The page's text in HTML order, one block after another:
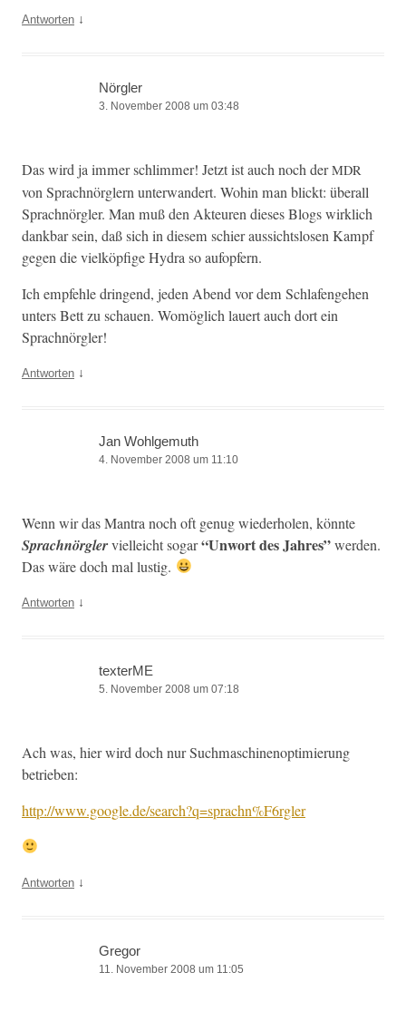
Antworten ↓
Nörgler
3. November 2008 um 03:48
Das wird ja immer schlim­mer! Jet­zt ist auch noch derMDR
von Sprach­nör­glern unter­wan­dert. Wohin man blickt: über­all
Sprach­nör­gler. Man muß den Akteuren dieses Blogs wirk­lich
dankbar sein, daß sich in diesem schi­er aus­sicht­slosen Kampf
gegen die vielköp­fige Hydra so aufopfern.
Ich empfehle drin­gend, jeden Abend vor dem Schlafenge­hen
unters Bett zu schauen. Wom­öglich lauert auch dort ein
Sprachnörgler!
Antworten ↓
Jan Wohlgemuth
4. November 2008 um 11:10
Wenn wir das Mantra noch oft genug wieder­holen, kön­nte
Sprach­nör­glervielle­icht sog­ar“Unwort des Jahres”wer­den.
Das wäre doch mal lustig.
Antworten ↓
texterME
5. November 2008 um 07:18
Ach was, hier wird doch nur Such­maschi­nenop­ti­mierung
betrieben:
http://www.google.de/search?q=sprachn%F6rgler
Antworten ↓
Gregor
11. November 2008 um 11:05